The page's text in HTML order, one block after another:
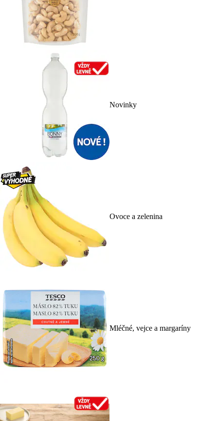
Novinky
Ovoce a zelenina
Mléčné, vejce a margaríny